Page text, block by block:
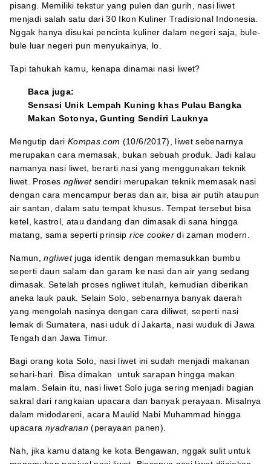
pisang. Memiliki tekstur yang pulen dan gurih, nasi liwet
menjadi salah satu dari 30 Ikon Kuliner Tradisional Indonesia.
Nggak hanya disukai pencinta kuliner dalam negeri saja, bule-
bule luar negeri pun menyukainya, lo.
Tapi tahukah kamu, kenapa dinamai nasi liwet?
Baca juga:
Sensasi Unik Lempah Kuning khas Pulau Bangka
Makan Sotonya, Gunting Sendiri Lauknya
Mengutip dari Kompas.com (10/6/2017), liwet sebenarnya
merupakan cara memasak, bukan sebuah produk. Jadi kalau
namanya nasi liwet, berarti nasi yang menggunakan teknik
liwet. Proses ngliwetsendiri merupakan teknik memasak nasi
dengan cara mencampur beras dan air, bisa air putih ataupun
air santan, dalam satu tempat khusus. Tempat tersebut bisa
ketel, kastrol, atau dandang dan dimasak di sana hingga
matang, sama seperti prinsiprice cooker di zaman modern.
Namun,ngliwetjuga identik dengan memasukkan bumbu
seperti daun salam dan garam ke nasi dan air yang sedang
dimasak. Setelah proses ngliwet itulah, kemudian diberikan
aneka lauk pauk. Selain Solo, sebenarnya banyak daerah
yang mengolah nasinya dengan cara diliwet, seperti nasi
lemak di Sumatera, nasi uduk di Jakarta, nasi wuduk di Jawa
Tengah dan Jawa Timur.
Bagi orang kota Solo, nasi liwet ini sudah menjadi makanan
sehari-hari. Bisa dimakan untuk sarapan hingga makan
malam. Selain itu, nasi liwet Solo juga sering menjadi bagian
sakral dari rangkaian upacara dan banyak perayaan. Misalnya
dalam midodareni, acara Maulid Nabi Muhammad hingga
upacara nyadranan(perayaan panen).
Nah, jika kamu datang ke kota Bengawan, nggak sulit untuk